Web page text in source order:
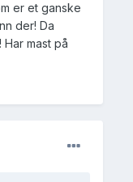
er et ganske
der! Da
mast på